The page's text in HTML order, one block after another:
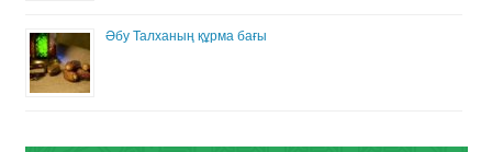
Әбу Талханың құрма бағы